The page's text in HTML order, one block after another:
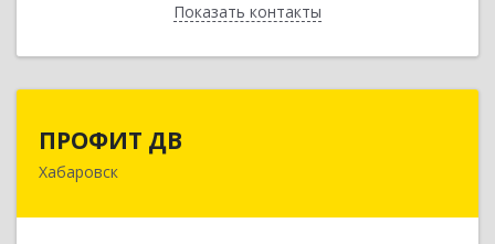
Показать контакты
Назад
ПРОФИТ ДВ
Хабаровск680000, Хабаровский край, Хабаровск г,